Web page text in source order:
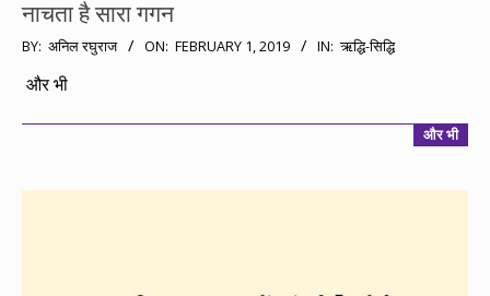
नाचता है सारा गगन
2019-
02-
BY: अनिल रघुराज ON: FEBRUARY 1, 2019 IN: ऋद्धि-सिद्धि
और भी
और भी